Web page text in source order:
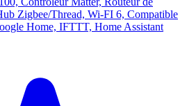
Zigbee/Thread, Wi-FI 6, Compatible
Home, IFTTT, Home Assistant